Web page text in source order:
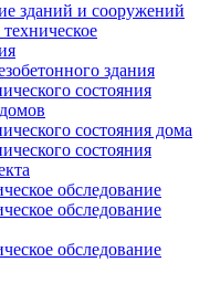
зданий и сооружений
здания
состояния
состояния дома
состояния
обследование
обследование
обследование